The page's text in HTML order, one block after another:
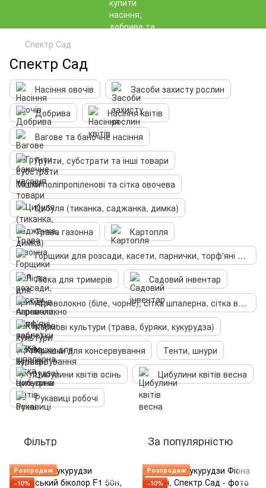
Спектр Сад
Спектр Сад
Насіння овочів
Засоби захисту рослин
Добрива
Насіння квітів
Вагове та баночне насіння
Грунти, субстрати та інші товари
Мішки поліпропіленові та сітка овочева
Цибуля (тиканка, саджанка, димка)
Трава газонна
Картопля
Горщики для розсади, касети, парнички, торф'яні таблетки
Ліска для тримерів
Садовий інвентар
Агроволокно (біле, чорне), сітка шпалерна, сітка вольєрна
Кормові культури (трава, буряки, кукурудза)
Кришки для консервування
Тенти, шнури
Цибулини квітів осінь
Цибулини квітів весна
Рукавиці робочі
Фільтр За популярністю
Розпродаж
−10%
Розпродаж
−10%